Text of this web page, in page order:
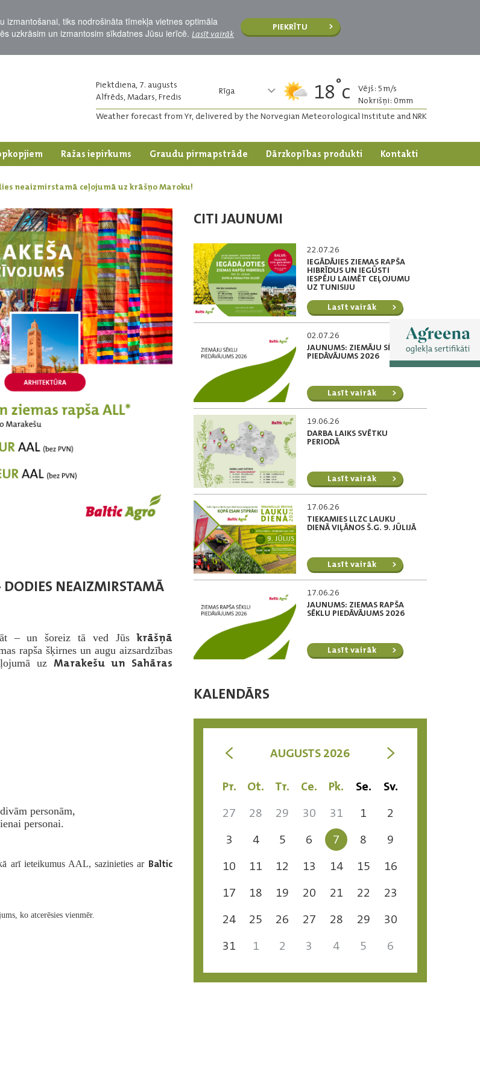
tiks nodrošināta tīmekļa vietnes optimāla
uzkrāsim un izmantosim sīkdatnes Jūsu ierīcē. Lasīt vairāk
PIEKRĪTU
Piektdiena, 7. augusts
Alfrēds, Madars, Fredis
Rīga 18°c
Vējš: 5m/s
Nokrišņi: 0mm
Weather forecast from Yr, delivered by the Norvegian Meteorological Institute and NRK
Ražas iepirkums Graudu pirmapstrāde Dārzkopības produkti Kontakti
neaizmirstamā ceļojumā uz krāšņo Maroku!
DODIES NEAIZMIRSTAMĀ
– un šoreiz tā ved Jūskrāšņā
rapša šķirnes un augu aizsardzības
uz Marakešu un Sahāras
divām personām,
personai.
arī ieteikumus AAL, sazinieties ar Baltic
ko atcerēsies vienmēr.
CITI JAUNUMI
22.07.26
IEGĀDĀJIES ZIEMAS RAPŠA
HIBRĪDUS UN IEGŪSTI
IESPĒJU LAIMĒT CEĻOJUMU
UZ TUNISIJU
Lasīt vairāk
02.07.26
JAUNUMS: ZIEMĀJU SĒKLU
PIEDĀVĀJUMS 2026
Lasīt vairāk
19.06.26
DARBA LAIKS SVĒTKU
PERIODĀ
Lasīt vairāk
17.06.26
TIEKAMIES LLZC LAUKU
DIENĀ VIĻĀNOS Š.G. 9. JŪLIJĀ
Lasīt vairāk
17.06.26
JAUNUMS: ZIEMAS RAPŠA
SĒKLU PIEDĀVĀJUMS 2026
Lasīt vairāk
KALENDĀRS
< AUGUSTS 2026 >
Pr. Ot. Tr. Ce. Pk. Se.
Sv.
27
28 29 30 31 1
2
3
4 5 6 7 8
9
10
11 12 13 14 15
16
17
18 19 20 21 22
23
24
25 26 27 28 29
30
31
1 2 3 4 5 6